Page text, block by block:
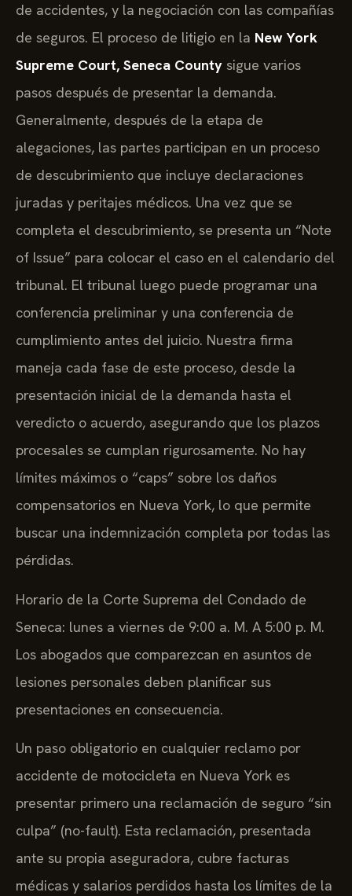
de accidentes, y la negociación con las compañías
de seguros. El proceso de litigio en la New York
Supreme Court, Seneca County sigue varios
pasos después de presentar la demanda.
Generalmente, después de la etapa de
alegaciones, las partes participan en un proceso
de descubrimiento que incluye declaraciones
juradas y peritajes médicos. Una vez que se
completa el descubrimiento, se presenta un “Note
of Issue” para colocar el caso en el calendario del
tribunal. El tribunal luego puede programar una
conferencia preliminar y una conferencia de
cumplimiento antes del juicio. Nuestra firma
maneja cada fase de este proceso, desde la
presentación inicial de la demanda hasta el
veredicto o acuerdo, asegurando que los plazos
procesales se cumplan rigurosamente. No hay
límites máximos o “caps” sobre los daños
compensatorios en Nueva York, lo que permite
buscar una indemnización completa por todas las
pérdidas.
Horario de la Corte Suprema del Condado de
Seneca: lunes a viernes de 9:00 a. M. A 5:00 p. M.
Los abogados que comparezcan en asuntos de
lesiones personales deben planificar sus
presentaciones en consecuencia.
Un paso obligatorio en cualquier reclamo por
accidente de motocicleta en Nueva York es
presentar primero una reclamación de seguro “sin
culpa” (no-fault). Esta reclamación, presentada
ante su propia aseguradora, cubre facturas
médicas y salarios perdidos hasta los límites de la